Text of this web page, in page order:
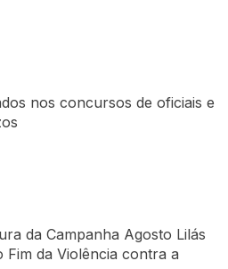
nos concursos de oficiais e
da Campanha Agosto Lilás
Fim da Violência contra a